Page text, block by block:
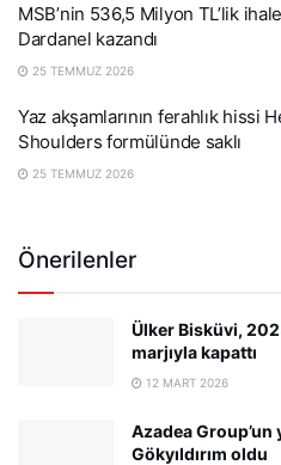
MSB’nin 536,5 Milyon TL’lik
Dardanel kazandı
25 TEMMUZ 2026
Yaz akşamlarının ferahlık hissi
Shoulders formülünde saklı
25 TEMMUZ 2026
Önerilenler
Ülker Bisküvi,
marjıyla kapattı
12 MART 2026
Azadea Group’un
Gökyıldırım oldu